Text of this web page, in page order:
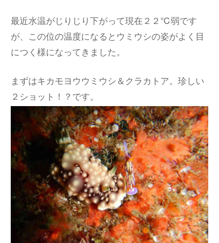
最近水温がじりじり下がって現在２２℃弱です
が、この位の温度になるとウミウシの姿がよく目
につく様になってきました。
まずはキカモヨウウミウシ＆クラカトア。珍しい
２ショット！？です。